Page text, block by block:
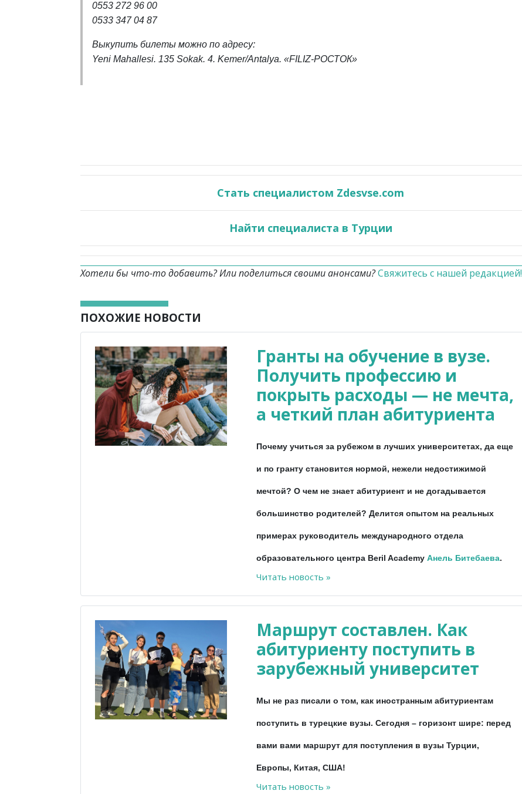
0553 272 96 00
0533 347 04 87
Выкупить билеты можно по адресу:
Yeni Mahallesi. 135 Sokak. 4. Kemer/Antalya. «FILIZ-РОСТОК»
Стать специалистом Zdesvse.com
Найти специалиста в Турции
Хотели бы что-то добавить? Или поделиться своими анонсами?Свяжитесь с нашей редакцией!
ПОХОЖИЕ НОВОСТИ
Гранты на обучение в вузе.
Получить профессию и
покрыть расходы — не мечта,
а четкий план абитуриента
Почему учиться за рубежом в лучших университетах, да еще
и по гранту становится нормой, нежели недостижимой
мечтой? О чем не знает абитуриент и не догадывается
большинство родителей? Делится опытом на реальных
примерах руководитель международного отдела
образовательного центра Beril Academy Анель Битебаева.
Читать новость »
Маршрут составлен. Как
абитуриенту поступить в
зарубежный университет
Мы не раз писали о том, как иностранным абитуриентам
поступить в турецкие вузы. Сегодня – горизонт шире: перед
вами вами маршрут для поступления в вузы Турции,
Европы, Китая, США!
Читать новость »